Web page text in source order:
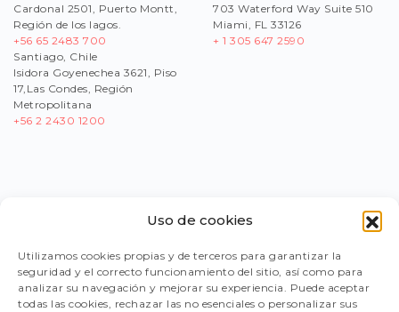
Uso de cookies
Utilizamos cookies propias y de terceros para garantizar la
seguridad y el correcto funcionamiento del sitio, así como para
analizar su navegación y mejorar su experiencia. Puede aceptar
todas las cookies, rechazar las no esenciales o personalizar sus
Cardonal 2501, Puerto Montt,
Región de los lagos.
+56 65 2483 700
Santiago, Chile
Isidora Goyenechea 3621, Piso
17,Las Condes, Región
Metropolitana
+56 2 2430 1200
703 Waterford Way Suite 510
Miami, FL 33126
+ 1 305 647 2590
PORTAL PROVEEDORES
LEGISLACIÓN